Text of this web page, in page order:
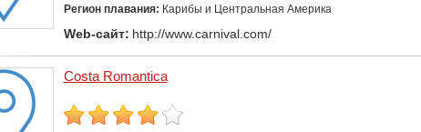
Регион плавания: Карибы и Центральная Америка
Web-сайт: http://www.carnival.com/
Costa Romantica